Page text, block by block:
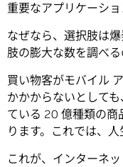
重要なアプリケーショ
なぜなら、選択肢は
肢の膨大な数を調べる
買い物客がモバイル
かかからないとして
ている 20 億種類の商
ります。これでは、
これが、インターネ